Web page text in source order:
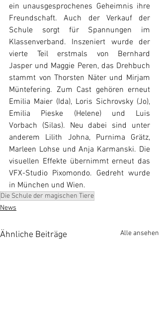
ein unausgesprochenes Geheimnis ihre
Freundschaft. Auch der Verkauf der
Schule sorgt für Spannungen im
Klassenverband. Inszeniert wurde der
vierte Teil erstmals von Bernhard
Jasper und Maggie Peren, das Drehbuch
stammt von Thorsten Näter und Mirjam
Müntefering. Zum Cast gehören erneut
Emilia Maier (Ida), Loris Sichrovsky (Jo),
Emilia Pieske (Helene) und Luis
Vorbach (Silas). Neu dabei sind unter
anderem Lilith Johna, Purnima Grätz,
Marleen Lohse und Anja Karmanski. Die
visuellen Effekte übernimmt erneut das
VFX-Studio Pixomondo. Gedreht wurde
in München und Wien.
Die Schule der magischen Tiere
News
Ähnliche Beiträge Alle ansehen